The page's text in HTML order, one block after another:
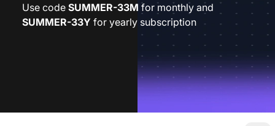
Use code SUMMER-33M for monthly and
SUMMER-33Y for yearly subscription